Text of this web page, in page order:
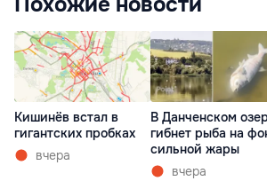
Кишинёв встал в
гигантских пробках
вчера
В Данченском
гибнет рыба на
сильной жары
вчера